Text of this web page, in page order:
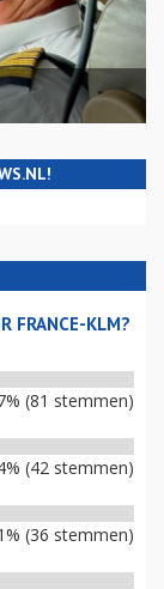
FRANCE-KLM?
(81 stemmen)
(42 stemmen)
(36 stemmen)